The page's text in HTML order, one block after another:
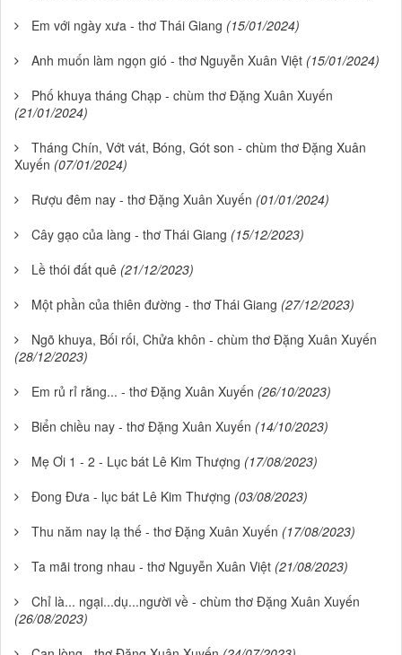
Em với ngày xưa - thơ Thái Giang (15/01/2024)
Anh muốn làm ngọn gió - thơ Nguyễn Xuân Việt (15/01/2024)
Phố khuya tháng Chạp - chùm thơ Đặng Xuân Xuyến
(21/01/2024)
Tháng Chín, Vớt vát, Bóng, Gót son - chùm thơ Đặng Xuân
Xuyến (07/01/2024)
Rượu đêm nay - thơ Đặng Xuân Xuyến (01/01/2024)
Cây gạo của làng - thơ Thái Giang (15/12/2023)
Lề thói đất quê (21/12/2023)
Một phần của thiên đường - thơ Thái Giang (27/12/2023)
Ngõ khuya, Bối rối, Chửa khôn - chùm thơ Đặng Xuân Xuyến
(28/12/2023)
Em rủ rỉ rằng... - thơ Đặng Xuân Xuyến (26/10/2023)
Biển chiều nay - thơ Đặng Xuân Xuyến (14/10/2023)
Mẹ Ơi 1 - 2 - Lục bát Lê Kim Thượng (17/08/2023)
Đong Đưa - lục bát Lê Kim Thượng (03/08/2023)
Thu năm nay lạ thế - thơ Đặng Xuân Xuyến (17/08/2023)
Ta mãi trong nhau - thơ Nguyễn Xuân Việt (21/08/2023)
Chỉ là... ngại...dụ...người về - chùm thơ Đặng Xuân Xuyến
(26/08/2023)